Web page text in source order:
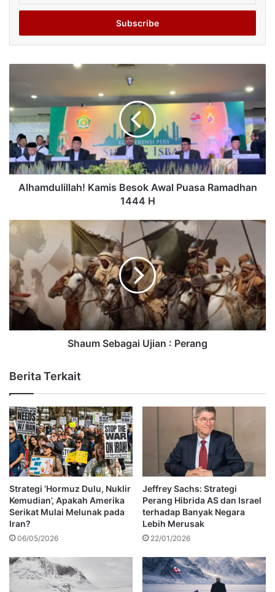
Email
Alhamdulillah! Kamis Besok Awal Puasa Ramadhan
1444 H
Shaum Sebagai Ujian : Perang
Berita Terkait
Strategi ‘Hormuz Dulu, Nuklir
Kemudian’, Apakah Amerika
Serikat Mulai Melunak pada
Iran?
06/05/2026
Jeffrey Sachs: Strategi
Perang Hibrida AS dan Israel
terhadap Banyak Negara
Lebih Merusak
22/01/2026